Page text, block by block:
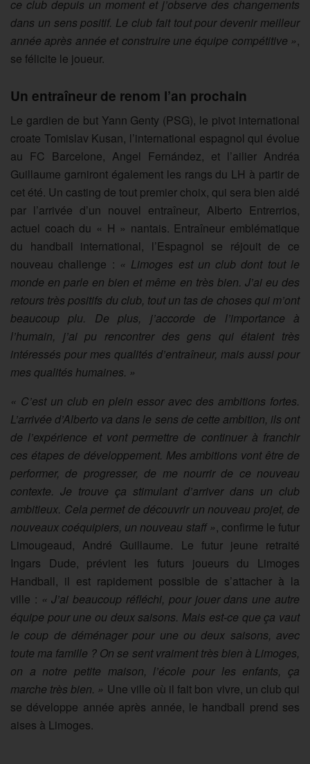
ce club depuis un moment et j’observe des changements
dans un sens positif. Le club fait tout pour devenir meilleur
année après année et construire une équipe compétitive »,
se félicite le joueur.
Un entraîneur de renom l’an prochain
Le gardien de but Yann Genty (PSG), le pivot international
croate Tomislav Kusan, l’international espagnol qui évolue
au FC Barcelone, Angel Fernández, et l’ailier Andréa
Guillaume garniront également les rangs du LH à partir de
cet été. Un casting de tout premier choix, qui sera bien aidé
par l’arrivée d’un nouvel entraîneur, Alberto Entrerrios,
actuel coach du « H » nantais. Entraîneur emblématique
du handball international, l’Espagnol se réjouit de ce
nouveau challenge : « Limoges est un club dont tout le
monde en parle en bien et même en très bien. J’ai eu des
retours très positifs du club, tout un tas de choses qui m’ont
beaucoup plu. De plus, j’accorde de l’importance à
l’humain, j’ai pu rencontrer des gens qui étaient très
intéressés pour mes qualités d’entraîneur, mais aussi pour
mes qualités humaines. »
« C’est un club en plein essor avec des ambitions fortes.
L’arrivée d’Alberto va dans le sens de cette ambition, ils ont
de l’expérience et vont permettre de continuer à franchir
ces étapes de développement. Mes ambitions vont être de
performer, de progresser, de me nourrir de ce nouveau
contexte. Je trouve ça stimulant d’arriver dans un club
ambitieux. Cela permet de découvrir un nouveau projet, de
nouveaux coéquipiers, un nouveau staff », confirme le futur
Limougeaud, André Guillaume. Le futur jeune retraité
Ingars Dude, prévient les futurs joueurs du Limoges
Handball, il est rapidement possible de s’attacher à la
ville : « J’ai beaucoup réfléchi, pour jouer dans une autre
équipe pour une ou deux saisons. Mais est-ce que ça vaut
le coup de déménager pour une ou deux saisons, avec
toute ma famille ? On se sent vraiment très bien à Limoges,
on a notre petite maison, l’école pour les enfants, ça
marche très bien. » Une ville où il fait bon vivre, un club qui
se développe année après année, le handball prend ses
aises à Limoges.